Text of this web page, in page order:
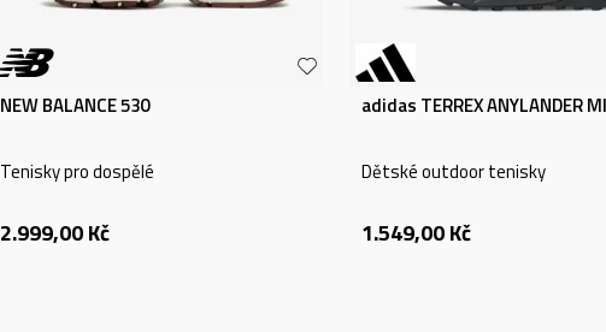
NEW BALANCE 530
Tenisky pro dospělé
2.999,00Kč
adidas TERREX ANYLANDER
Dětské outdoor tenisky
1.549,00Kč